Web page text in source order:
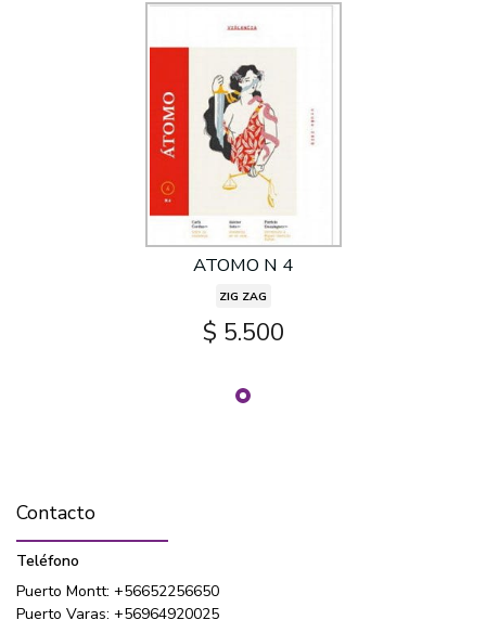
ATOMO N 4
ZIG ZAG
$ 5.500
Contacto
Teléfono
Puerto Montt: +56652256650
Puerto Varas: +56964920025